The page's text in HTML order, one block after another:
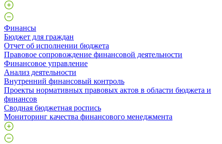
Финансы
Бюджет для граждан
Отчет об исполнении бюджета
Правовое сопровождение финансовой деятельности
Финансовое управление
Анализ деятельности
Внутренний финансовый контроль
Проекты нормативных правовых актов в области бюджета и
финансов
Сводная бюджетная роспись
Мониторинг качества финансового менеджмента